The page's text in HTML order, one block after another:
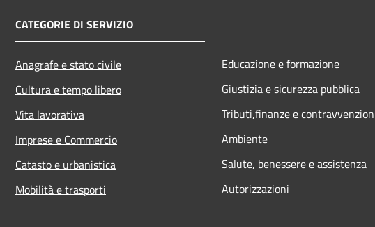
CATEGORIE DI SERVIZIO
Anagrafe e stato civile
Cultura e tempo libero
Vita lavorativa
Imprese e Commercio
Catasto e urbanistica
Mobilità e trasporti
Educazione e formazione
Giustizia e sicurezza pubblica
Tributi,finanze e
Ambiente
Salute, benessere e assistenza
Autorizzazioni